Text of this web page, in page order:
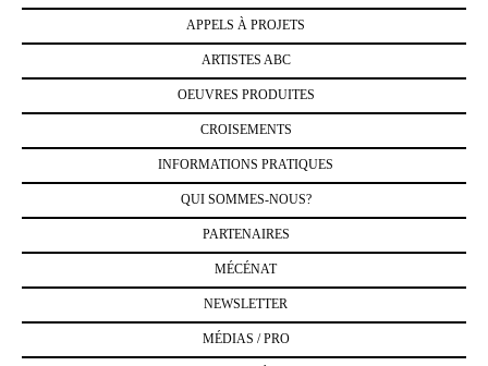
APPELS À PROJETS
ARTISTES ABC
OEUVRES PRODUITES
CROISEMENTS
INFORMATIONS PRATIQUES
QUI SOMMES-NOUS?
PARTENAIRES
MÉCÉNAT
NEWSLETTER
MÉDIAS / PRO